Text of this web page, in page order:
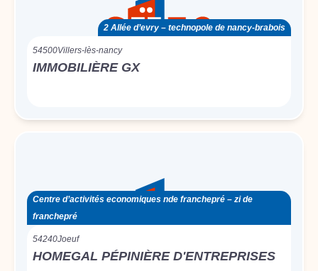
2 Allée d’evry – technopole de nancy-brabois
54500Villers-lès-nancy
IMMOBILIÈRE GX
Centre d’activités economiques nde franchepré – zi de
franchepré
54240Joeuf
HOMEGAL PÉPINIÈRE D'ENTREPRISES